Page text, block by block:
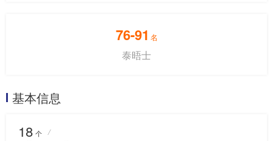
76-91 名
泰晤士
基本信息
18 个 /